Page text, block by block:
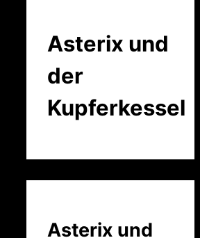
Asterix und
der
Kupferkessel
Asterix und